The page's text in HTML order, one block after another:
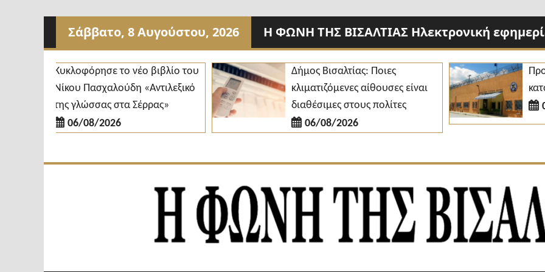
Προχωρήστε
Σάββατο, 8 Αυγούστου, 2026 Η ΦΩΝΗ ΤΗΣ ΒΙΣΑΛΤΙΑΣ Ηλεκτρονική
Κυκλοφόρησε το νέο βιβλίο του
Νίκου Πασχαλούδη «Αντιλεξικό
της γλώσσας στα Σέρρας»
06/08/2026
Δήμος Βισαλτίας: Ποιες
κλιματιζόμενες αίθουσες είναι
διαθέσιμες στους πολίτες
06/08/2026
06/